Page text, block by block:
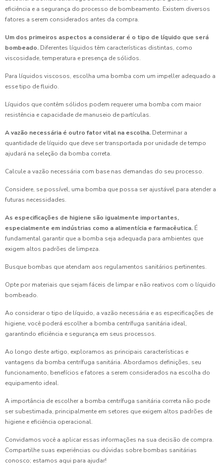
eficiência e a segurança do processo de bombeamento. Existem diversos
fatores a serem considerados antes da compra.
Um dos primeiros aspectos a considerar é o tipo de líquido que será
bombeado. Diferentes líquidos têm características distintas, como
viscosidade, temperatura e presença de sólidos.
Para líquidos viscosos, escolha uma bomba com um impeller adequado a
esse tipo de fluido.
Líquidos que contêm sólidos podem requerer uma bomba com maior
resistência e capacidade de manuseio de partículas.
A vazão necessária é outro fator vital na escolha. Determinar a
quantidade de líquido que deve ser transportada por unidade de tempo
ajudará na seleção da bomba correta.
Calcule a vazão necessária com base nas demandas do seu processo.
Considere, se possível, uma bomba que possa ser ajustável para atender a
futuras necessidades.
As especificações de higiene são igualmente importantes,
especialmente em indústrias como a alimentícia e farmacêutica. É
fundamental garantir que a bomba seja adequada para ambientes que
exigem altos padrões de limpeza.
Busque bombas que atendam aos regulamentos sanitários pertinentes.
Opte por materiais que sejam fáceis de limpar e não reativos com o líquido
bombeado.
Ao considerar o tipo de líquido, a vazão necessária e as especificações de
higiene, você poderá escolher a bomba centrífuga sanitária ideal,
garantindo eficiência e segurança em seus processos.
Ao longo deste artigo, exploramos as principais características e
vantagens da bomba centrífuga sanitária. Abordamos definições, seu
funcionamento, benefícios e fatores a serem considerados na escolha do
equipamento ideal.
A importância de escolher a bomba centrífuga sanitária correta não pode
ser subestimada, principalmente em setores que exigem altos padrões de
higiene e eficiência operacional.
Convidamos você a aplicar essas informações na sua decisão de compra.
Compartilhe suas experiências ou dúvidas sobre bombas sanitárias
conosco; estamos aqui para ajudar!